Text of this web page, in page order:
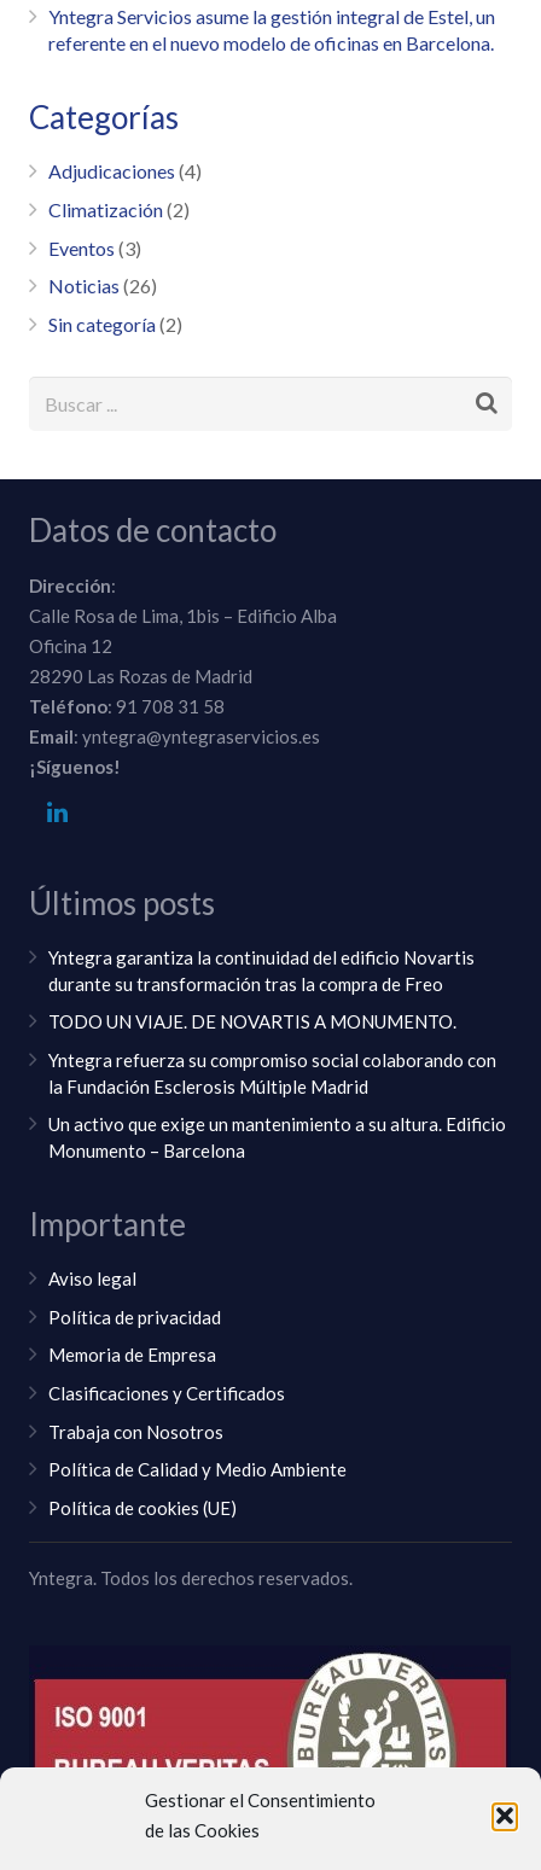
Gestionar el Consentimiento
de las Cookies
Yntegra Servicios asume la gestión integral de Estel, un
referente en el nuevo modelo de oficinas en Barcelona.
Categorías
Adjudicaciones (4)
Climatización(2)
Eventos (3)
Noticias (26)
Sin categoría(2)
Datos de contacto
Dirección:
Calle Rosa de Lima, 1bis – Edificio Alba
Oficina 12
28290 Las Rozas de Madrid
Teléfono: 91 708 31 58
Email: yntegra@yntegraservicios.es
¡Síguenos!
Últimos posts
Yntegra garantiza la continuidad del edificio Novartis
durante su transformación tras la compra de Freo
TODO UN VIAJE. DE NOVARTIS A MONUMENTO.
Yntegra refuerza su compromiso social colaborando con
la Fundación Esclerosis Múltiple Madrid
Un activo que exige un mantenimiento a su altura. Edificio
Monumento – Barcelona
Importante
Aviso legal
Política de privacidad
Memoria de Empresa
Clasificaciones y Certificados
Trabaja con Nosotros
Política de Calidad y Medio Ambiente
Política de cookies (UE)
Yntegra. Todos los derechos reservados.